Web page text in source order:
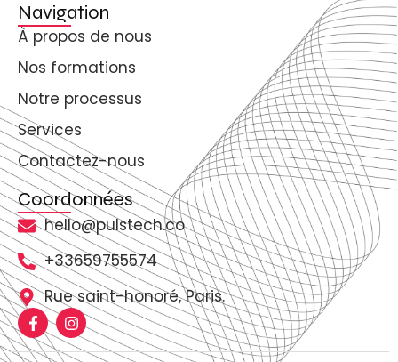
Navigation
À propos de nous
Nos formations
Notre processus
Services
Contactez-nous
Coordonnées
hello@pulstech.co
+33659755574
Rue saint-honoré, Paris.